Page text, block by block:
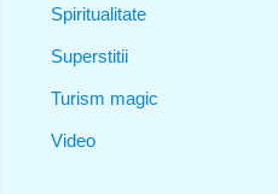
Spiritualitate
Superstitii
Turism magic
Video